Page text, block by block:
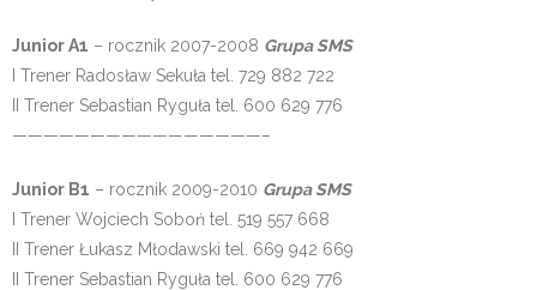
Junior A1 – rocznik 2007-2008 Grupa SMS
I Trener Radosław Sekuła tel. 729 882 722
II Trener Sebastian Ryguła tel. 600 629 776
————————————————–
Junior B1 – rocznik 2009-2010 Grupa SMS
I Trener Wojciech Soboń tel. 519 557 668
II Trener Łukasz Młodawski tel. 669 942 669
II Trener Sebastian Ryguła tel. 600 629 776